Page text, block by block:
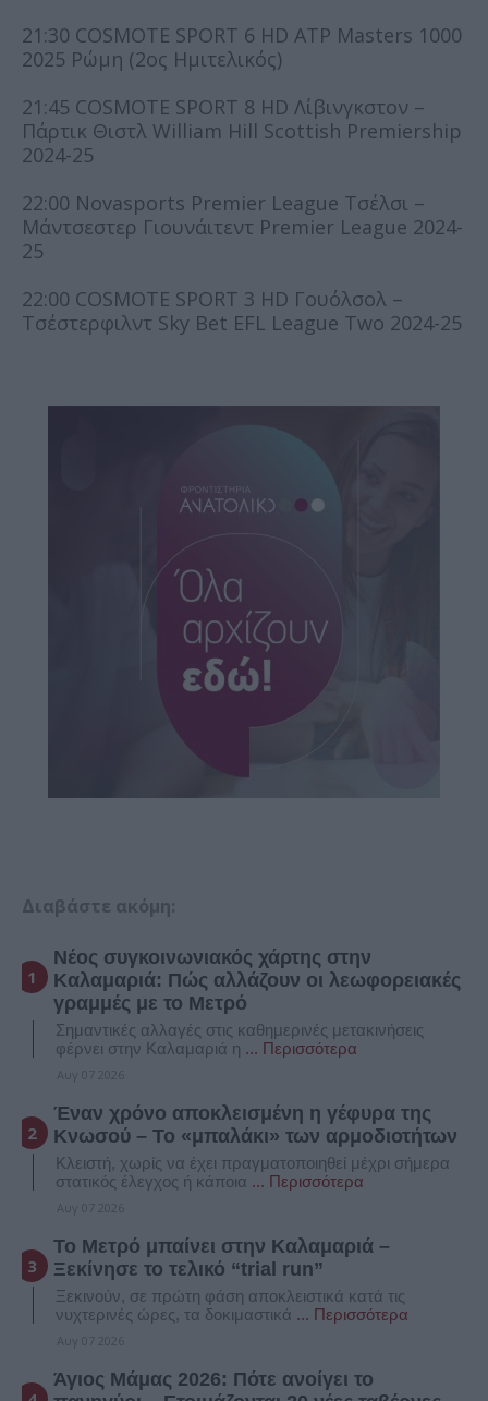
21:30 COSMOTE SPORT 6 HD ATP Masters 1000
2025 Ρώμη (2ος Ημιτελικός)
21:45 COSMOTE SPORT 8 HD Λίβινγκστον –
Πάρτικ Θιστλ William Hill Scottish Premiership
2024-25
22:00 Novasports Premier League Τσέλσι –
Μάντσεστερ Γιουνάιτεντ Premier League 2024-
25
22:00 COSMOTE SPORT 3 HD Γουόλσολ –
Τσέστερφιλντ Sky Bet EFL League Two 2024-25
Διαβάστε ακόμη:
Νέος συγκοινωνιακός χάρτης στην
Καλαμαριά: Πώς αλλάζουν οι λεωφορειακές
γραμμές με το Μετρό
Σημαντικές αλλαγές στις καθημερινές μετακινήσεις
φέρνει στην Καλαμαριά η ... Περισσότερα
Αυγ 07 2026
Έναν χρόνο αποκλεισμένη η γέφυρα της
Κνωσού – Το «μπαλάκι» των αρμοδιοτήτων
Κλειστή, χωρίς να έχει πραγματοποιηθεί μέχρι σήμερα
στατικός έλεγχος ή κάποια ... Περισσότερα
Αυγ 07 2026
Το Μετρό μπαίνει στην Καλαμαριά –
Ξεκίνησε το τελικό “trial run”
Ξεκινούν, σε πρώτη φάση αποκλειστικά κατά τις
νυχτερινές ώρες, τα δοκιμαστικά ... Περισσότερα
Αυγ 07 2026
Άγιος Μάμας 2026: Πότε ανοίγει το